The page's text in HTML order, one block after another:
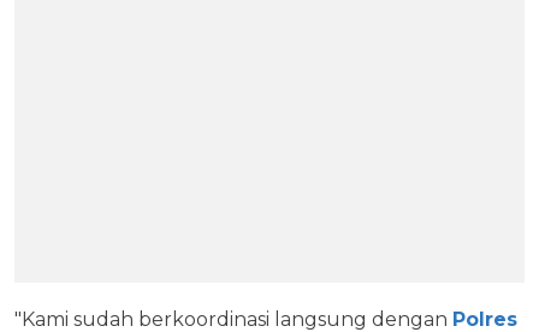
"Kami sudah berkoordinasi langsung dengan Polres